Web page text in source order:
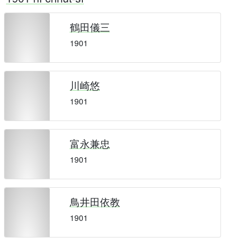
鶴田儀三
1901
川崎悠
1901
富永兼忠
1901
鳥井田依教
1901